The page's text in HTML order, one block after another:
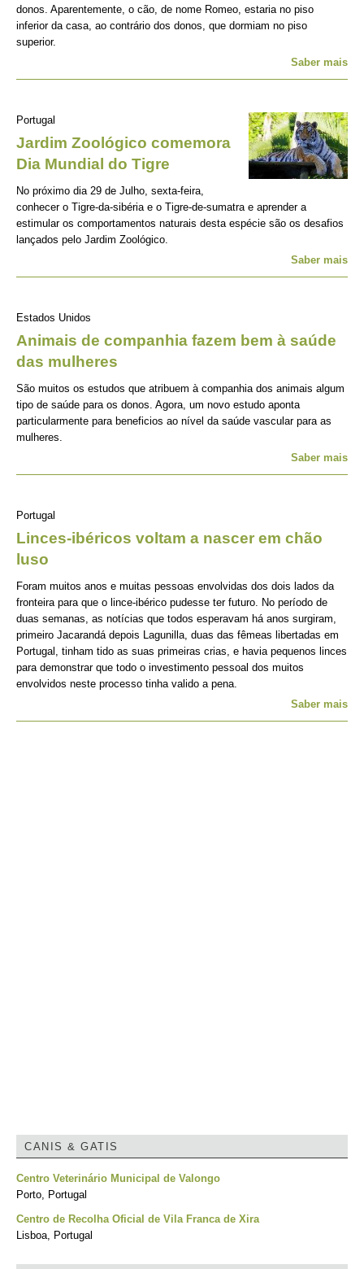
donos. Aparentemente, o cão, de nome Romeo, estaria no piso
inferior da casa, ao contrário dos donos, que dormiam no piso
superior.
Saber mais
Portugal
Jardim Zoológico comemora
Dia Mundial do Tigre
No próximo dia 29 de Julho, sexta-feira,
conhecer o Tigre-da-sibéria e o Tigre-de-sumatra e aprender a
estimular os comportamentos naturais desta espécie são os desafios
lançados pelo Jardim Zoológico.
Saber mais
Estados Unidos
Animais de companhia fazem bem à saúde
das mulheres
São muitos os estudos que atribuem à companhia dos animais algum
tipo de saúde para os donos. Agora, um novo estudo aponta
particularmente para beneficios ao nível da saúde vascular para as
mulheres.
Saber mais
Portugal
Linces-ibéricos voltam a nascer em chão
luso
Foram muitos anos e muitas pessoas envolvidas dos dois lados da
fronteira para que o lince-ibérico pudesse ter futuro. No período de
duas semanas, as notícias que todos esperavam há anos surgiram,
primeiro Jacarandá depois Lagunilla, duas das fêmeas libertadas em
Portugal, tinham tido as suas primeiras crias, e havia pequenos linces
para demonstrar que todo o investimento pessoal dos muitos
envolvidos neste processo tinha valido a pena.
Saber mais
CANIS & GATIS
Centro Veterinário Municipal de Valongo
Porto, Portugal
Centro de Recolha Oficial de Vila Franca de Xira
Lisboa, Portugal